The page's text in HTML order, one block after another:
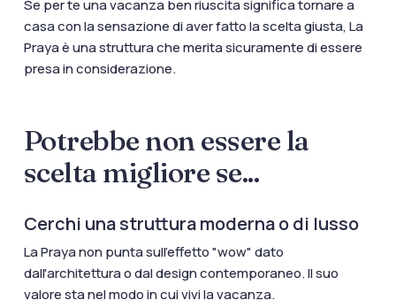
Se per te una vacanza ben riuscita significa tornare a
casa con la sensazione di aver fatto la scelta giusta, La
Praya è una struttura che merita sicuramente di essere
presa in considerazione.
Potrebbe non essere la
scelta migliore se...
Cerchi una struttura moderna o di lusso
La Praya non punta sull'effetto "wow" dato
dall'architettura o dal design contemporaneo. Il suo
valore sta nel modo in cui vivi la vacanza.